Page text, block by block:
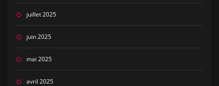
juillet 2025
juin 2025
mai 2025
avril 2025